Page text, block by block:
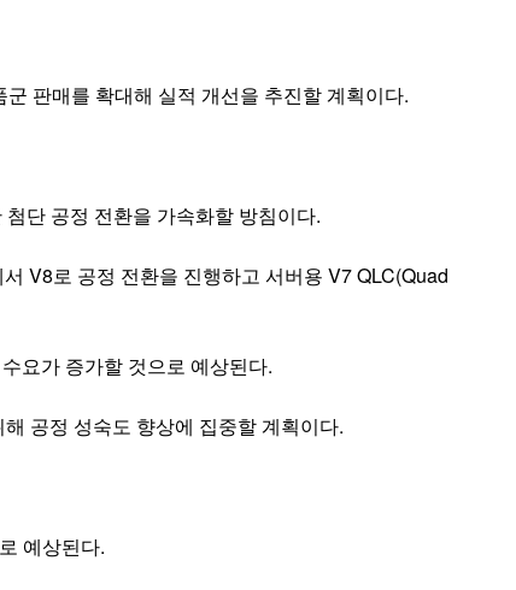
판매를 확대해 실적 개선을 추진할 계획이다.
단 공정 전환을 가속화할 방침이다.
V8로 공정 전환을 진행하고 서버용 V7 QLC(Quad
요가 증가할 것으로 예상된다.
공정 성숙도 향상에 집중할 계획이다.
예상된다.